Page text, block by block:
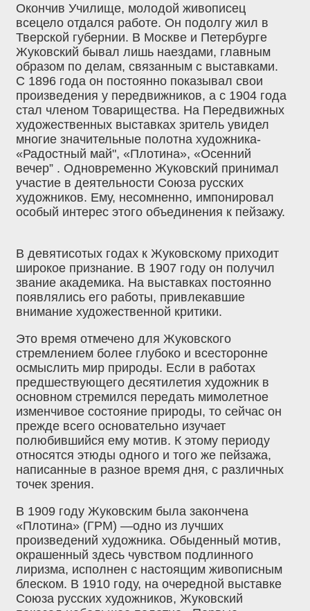
Окончив Училище, молодой живописец
всецело отдался работе. Он подолгу жил в
Тверской губернии. В Москве и Петербурге
Жуковский бывал лишь наездами, главным
образом по делам, связанным с выставками.
С 1896 года он постоянно показывал свои
произведения у передвижников, а с 1904 года
стал членом Товарищества. На Передвижных
художественных выставках зритель увидел
многие значительные полотна художника-
«Радостный май", «Плотина», «Осенний
вечер” . Одновременно Жуковский принимал
участие в деятельности Союза русских
художников. Ему, несомненно, импонировал
особый интерес этого объединения к пейзажу.
В девятисотых годах к Жуковскому приходит
широкое признание. В 1907 году он получил
звание академика. На выставках постоянно
появлялись его работы, привлекавшие
внимание художественной критики.
Это время отмечено для Жуковского
стремлением более глубоко и всесторонне
осмыслить мир природы. Если в работах
предшествующего десятилетия художник в
основном стремился передать мимолетное
изменчивое состояние природы, то сейчас он
прежде всего основательно изучает
полюбившийся ему мотив. К этому периоду
относятся этюды одного и того же пейзажа,
написанные в разное время дня, с различных
точек зрения.
В 1909 году Жуковским была закончена
«Плотина» (ГРМ) —одно из лучших
произведений художника. Обыденный мотив,
окрашенный здесь чувством подлинного
лиризма, исполнен с настоящим живописным
блеском. В 1910 году, на очередной выставке
Союза русских художников, Жуковский